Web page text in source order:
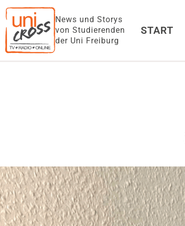
News und Storys
von Studierenden
der Uni Freiburg
START